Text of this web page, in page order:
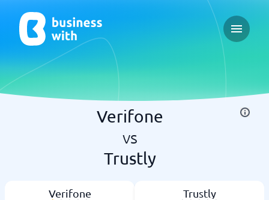
Open
Verifone
vs
Trustly
Verifone Trustly